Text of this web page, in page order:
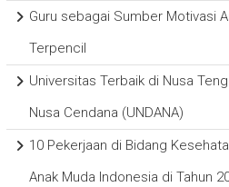
Guru sebagai Sumber Motivasi
Terpencil
Universitas Terbaik di Nusa
Nusa Cendana (UNDANA)
10 Pekerjaan di Bidang
Anak Muda Indonesia di Tahun